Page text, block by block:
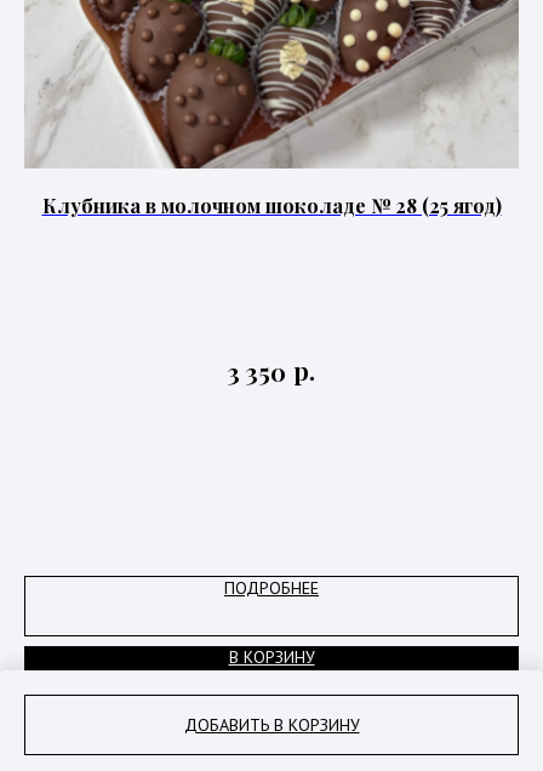
ДОБАВИТЬ В КОРЗИНУ
Клубника в молочном шоколаде № 28 (25 ягод)
3 350 р.
ПОДРОБНЕЕ
В КОРЗИНУ